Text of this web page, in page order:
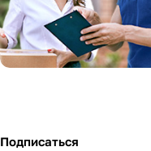
Подписаться